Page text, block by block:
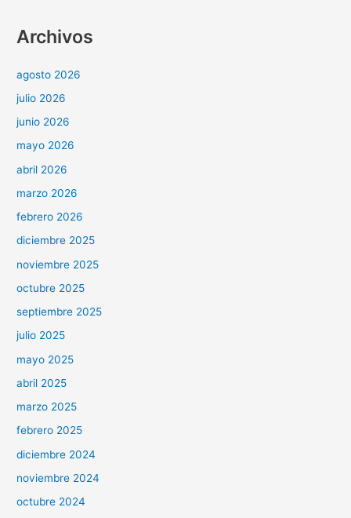
Archivos
agosto 2026
julio 2026
junio 2026
mayo 2026
abril 2026
marzo 2026
febrero 2026
diciembre 2025
noviembre 2025
octubre 2025
septiembre 2025
julio 2025
mayo 2025
abril 2025
marzo 2025
febrero 2025
diciembre 2024
noviembre 2024
octubre 2024